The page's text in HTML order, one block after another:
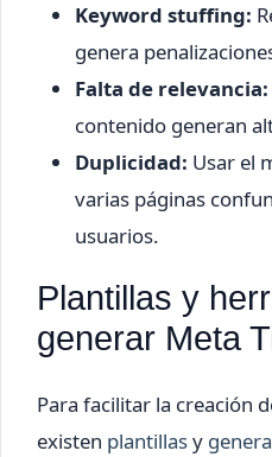
Keyword stuffing:
genera
Falta de relevancia:
contenido generan
Duplicidad: Usar el
varias páginas
usuarios.
Plantillas y
generar Meta
Para facilitar la creación
existen plantillasy